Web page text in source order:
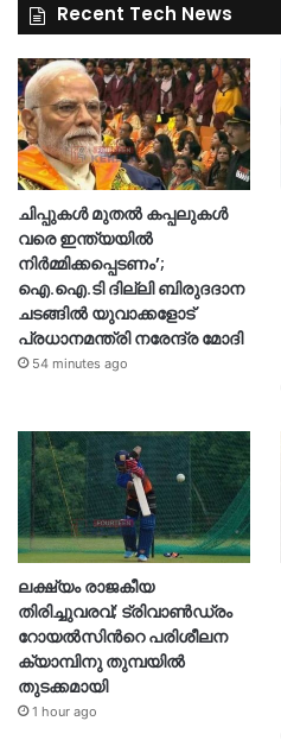
Recent Tech News
ചിപ്പുകൾ മുതൽ കപ്പലുകൾ
വരെ ഇന്ത്യയിൽ
നിർമ്മിക്കപ്പെടണം’;
ഐ.ഐ.ടി ദില്ലി ബിരുദദാന
ചടങ്ങിൽ യുവാക്കളോട്
പ്രധാനമന്ത്രി നരേന്ദ്ര മോദി
54 minutes ago
ലക്ഷ്യം രാജകീയ
തിരിച്ചുവരവ്; ട്രിവാൺഡ്രം
റോയൽസിന്‍റെ പരിശീലന
ക്യാമ്പിനു തുമ്പയില്‍
തുടക്കമായി
1 hour ago